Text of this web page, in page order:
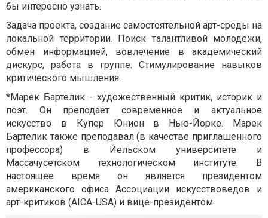
бы интересно узнать.
Задача проекта, создание самостоятельной арт-среды на
локальной территории. Поиск талантливой молодежи,
обмен информацией, вовлечение в академический
дискурс, работа в группе. Стимулирование навыков
критического мышления.
*Марек Бартелик - художественный критик, историк и
поэт. Он преподает современное и актуальное
искусство в Купер Юнион в Нью-Йорке. Марек
Бартелик также преподавал (в качестве приглашенного
профессора) в Йельском университете и
Массачусетском технологическом институте. В
настоящее время он является президентом
американского офиса Ассоциации искусствоведов и
арт-критиков (AICA-USA) и вице-президентом.